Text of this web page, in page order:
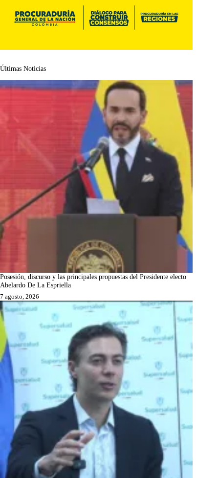
Últimas Noticias
Posesión, discurso y las principales propuestas del Presidente electo
Abelardo De La Espriella
7 agosto, 2026